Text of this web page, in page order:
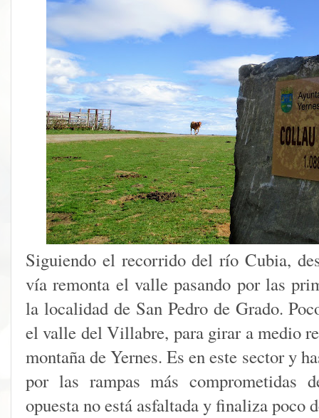
Siguiendo el recorrido del río Cubia,
vía remonta el valle pasando por las
la localidad de San Pedro de Grado.
el valle del Villabre, para girar a medio
montaña de Yernes. Es en este sector y
por las rampas más comprometidas
opuesta no está asfaltada y finaliza poco